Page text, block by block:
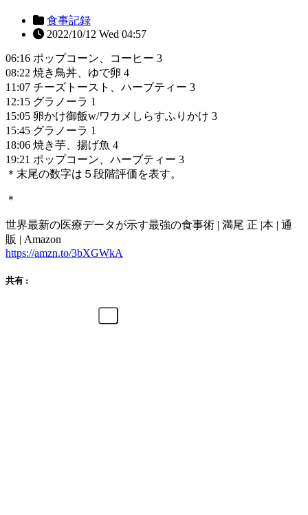
食事記録
2022/10/12 Wed 04:57
06:16 ポップコーン、コーヒー 3
08:22 焼き鳥丼、ゆで卵 4
11:07 チーズトースト、ハーブティー 3
12:15 グラノーラ 1
15:05 卵かけ御飯w/ワカメしらすふりかけ 3
15:45 グラノーラ 1
18:06 焼き芋、揚げ魚 4
19:21 ポップコーン、ハーブティー 3
＊末尾の数字は５段階評価を表す。
＊
世界最新の医療データが示す最強の食事術 | 満尾 正 |本 | 通
販 | Amazon
https://amzn.to/3bXGWkA
共有 :